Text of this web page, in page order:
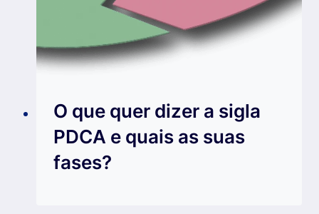
O que quer dizer a sigla
PDCA e quais as suas
fases?